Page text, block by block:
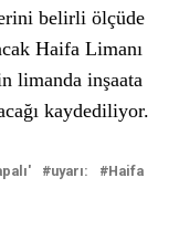
belirli ölçüde
Haifa Limanı
limanda inşaata
kaydediliyor.
uyarı:
Haifa